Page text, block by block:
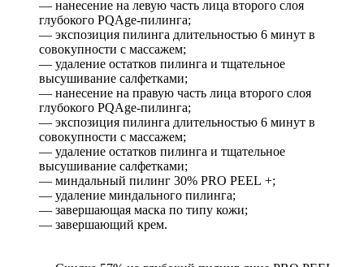
— нанесение на левую часть лица второго слоя
глубокого PQAge-пилинга;
— экспозиция пилинга длительностью 6 минут в
совокупности с массажем;
— удаление остатков пилинга и тщательное
высушивание салфетками;
— нанесение на правую часть лица второго слоя
глубокого PQAge-пилинга;
— экспозиция пилинга длительностью 6 минут в
совокупности с массажем;
— удаление остатков пилинга и тщательное
высушивание салфетками;
— миндальный пилинг 30% PRO PEEL +;
— удаление миндального пилинга;
— завершающая маска по типу кожи;
— завершающий крем.